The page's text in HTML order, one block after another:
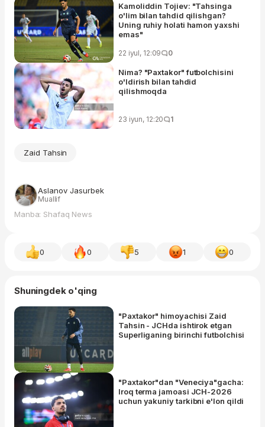
Kamoliddin Tojiev: "Tahsinga
o'lim bilan tahdid qilishgan?
Uning ruhiy holati hamon yaxshi
emas"
22 iyul, 12:09 0
Nima? "Paxtakor" futbolchisini
o'ldirish bilan tahdid
qilishmoqda
23 iyun, 12:20 1
Zaid Tahsin
Aslanov Jasurbek
Muallif
Manba: Shafaq News
0 0 5 1 0
Shuningdek o'qing
"Paxtakor" himoyachisi Zaid
Tahsin - JCHda ishtirok etgan
Superliganing birinchi futbolchisi
"Paxtakor"dan "Veneciya"gacha:
Iroq terma jamoasi JCH-2026
uchun yakuniy tarkibni e'lon qildi